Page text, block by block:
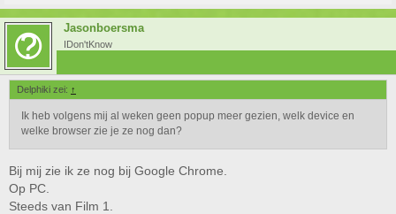
Jasonboersma
IDon'tKnow
Delphiki zei: ↑
Ik heb volgens mij al weken geen popup meer gezien, welk device en
welke browser zie je ze nog dan?
Bij mij zie ik ze nog bij Google Chrome.
Op PC.
Steeds van Film 1.